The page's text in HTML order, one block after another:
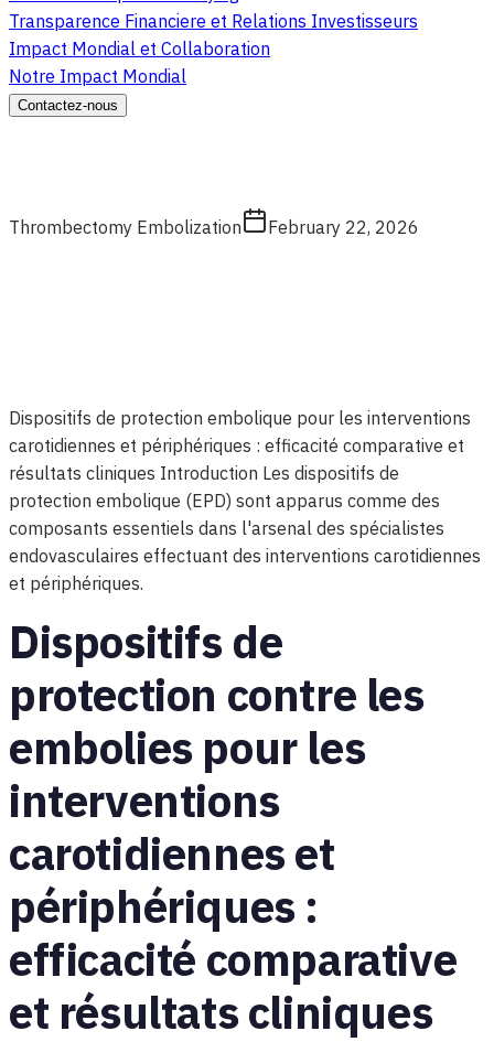
Transparence Financiere et Relations Investisseurs
Impact Mondial et Collaboration
Notre Impact Mondial
Contactez-nous
Thrombectomy Embolization February 22, 2026
Dispositifs de protection embolique pour les interventions
carotidiennes et périphériques : efficacité comparative et
résultats cliniques Introduction Les dispositifs de
protection embolique (EPD) sont apparus comme des
composants essentiels dans l'arsenal des spécialistes
endovasculaires effectuant des interventions carotidiennes
et périphériques.
Dispositifs de
protection contre les
embolies pour les
interventions
carotidiennes et
périphériques :
efficacité comparative
et résultats cliniques